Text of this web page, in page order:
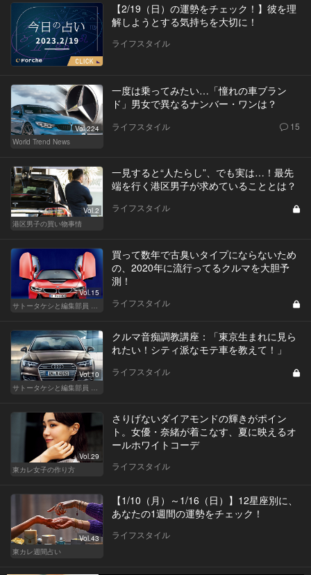
【2/19（日）の運勢をチェック！】彼を理
解しようとする気持ちを大切に！
ライフスタイル
Vol.224
World Trend News
一度は乗ってみたい…「憧れの車ブラン
ド」男女で異なるナンバー・ワンは？
ライフスタイル 15
Vol.2
港区男子の買い物事情
一見すると“人たらし”、でも実は…！最先
端を行く港区男子が求めていることとは？
ライフスタイル
Vol.15
買って数年で古臭いタイプにならないため
の、2020年に流行ってるクルマを大胆予
測！
ライフスタイル
Vol.10
クルマ音痴調教講座：「東京生まれに見ら
れたい！シティ派なモテ車を教えて！」
ライフスタイル
Vol.29
東カレ女子の作り方
さりげないダイアモンドの輝きがポイン
ト。女優・奈緒が着こなす、夏に映えるオ
ールホワイトコーデ
ライフスタイル
Vol.43
東カレ週間占い
【1/10（月）～1/16（日）】12星座別に、
あなたの1週間の運勢をチェック！
ライフスタイル